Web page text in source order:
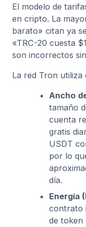
El modelo de
en cripto. La
barato» citan ya
«TRC-20 cuesta
son incorrectos
La red Tron utiliza
Ancho
tamaño
cuenta
gratis
USDT
por lo
día.
Energía
contrato
de token